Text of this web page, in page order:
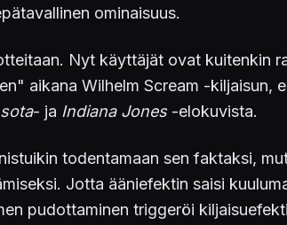
ominaisuus.
Nyt käyttäjät ovat kuitenkin
aikana Wilhelm Scream -kiljaisun,
- ja Indiana Jones-elokuvista.
todentamaan sen faktaksi,
Jotta ääniefektin saisi
pudottaminen triggeröi